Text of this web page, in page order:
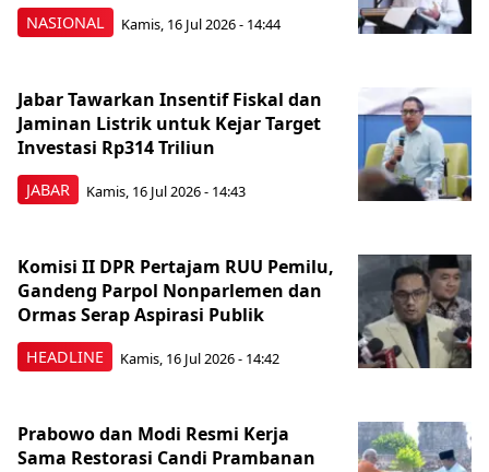
NASIONAL Kamis, 16 Jul 2026 - 14:44
JABAR
Jabar Tawarkan Insentif Fiskal dan
Jaminan Listrik untuk Kejar Target
Investasi Rp314 Triliun
Kamis, 16 Jul 2026 - 14:43
HEADLINE
Komisi II DPR Pertajam RUU Pemilu,
Gandeng Parpol Nonparlemen dan
Ormas Serap Aspirasi Publik
Kamis, 16 Jul 2026 - 14:42
Prabowo dan Modi Resmi Kerja
Sama Restorasi Candi Prambanan